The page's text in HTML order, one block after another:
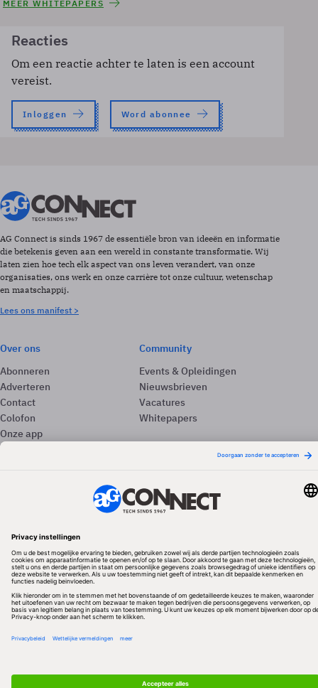
MEER WHITEPAPERS
Reacties
Om een reactie achter te laten is een account
vereist.
Inloggen Word abonnee
AG Connect is sinds 1967 de essentiële bron van ideeën en informatie
die betekenis geven aan een wereld in constante transformatie. Wij
laten zien hoe tech elk aspect van ons leven verandert, van onze
organisaties, ons werk en onze carrière tot onze cultuur, wetenschap
en maatschappij.
Lees ons manifest >
Over ons
Abonneren
Adverteren
Contact
Colofon
Onze app
Privacyinstellingen
Community
Events & Opleidingen
Nieuwsbrieven
Vacatures
Whitepapers
Redactionele partner
Algemene Voorwaarden & Copyrights